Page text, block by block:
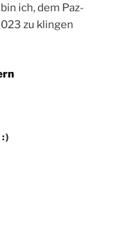
ich, dem Paz-
zu klingen